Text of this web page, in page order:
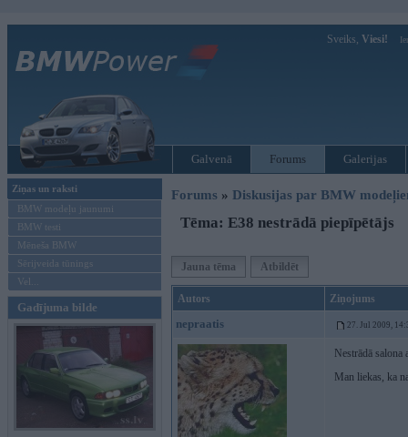
Sveiks, Viesi!
Galvenā Forums Galerijas
Ziņas un raksti
BMW modeļu jaunumi
BMW testi
Mēneša BMW
Sērijveida tūnings
Vel...
Gadījuma bilde
Forums » Diskusijas par BMW
Tēma: E38 nestrādā piepīpētājs
Jauna tēma Atbildēt
Autors Ziņojums
nepraatis 27. Jul 2009,
Nestrādā
Man liekas, ka